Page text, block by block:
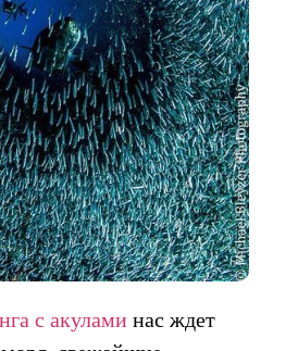
с акулами нас ждет